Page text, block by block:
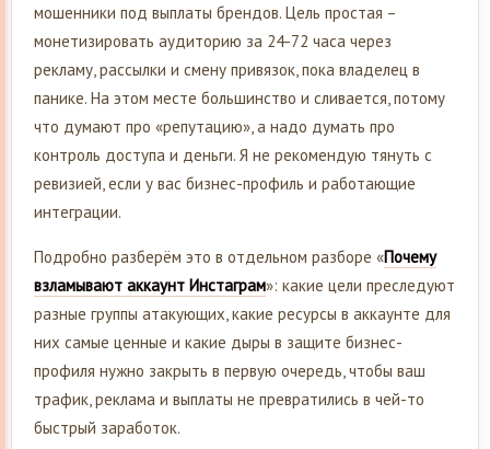
мошенники под выплаты брендов. Цель простая –
монетизировать аудиторию за 24-72 часа через
рекламу, рассылки и смену привязок, пока владелец в
панике. На этом месте большинство и сливается, потому
что думают про «репутацию», а надо думать про
контроль доступа и деньги. Я не рекомендую тянуть с
ревизией, если у вас бизнес-профиль и работающие
интеграции.
Подробно разберём это в отдельном разборе «Почему
взламывают аккаунт Инстаграм»: какие цели преследуют
разные группы атакующих, какие ресурсы в аккаунте для
них самые ценные и какие дыры в защите бизнес-
профиля нужно закрыть в первую очередь, чтобы ваш
трафик, реклама и выплаты не превратились в чей-то
быстрый заработок.